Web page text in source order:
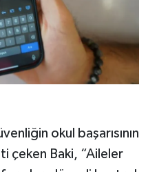
okul başarısının
çeken Baki, “Aileler